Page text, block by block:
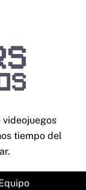
videojuegos
tiempo del